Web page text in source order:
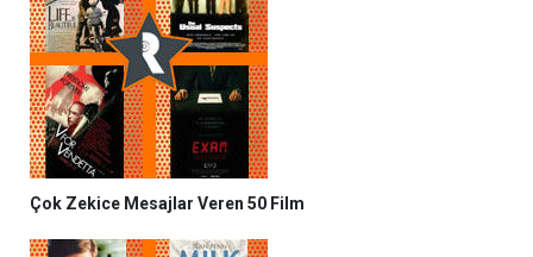
Çok Zekice Mesajlar Veren 50 Film